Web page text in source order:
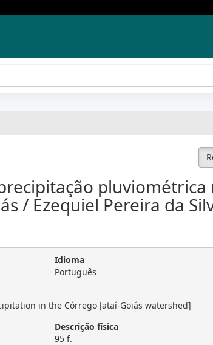
/ Ezequiel Pereira da
Idioma
Português
in the Córrego Jataí-Goiás watershed]
Descrição física
95 f.